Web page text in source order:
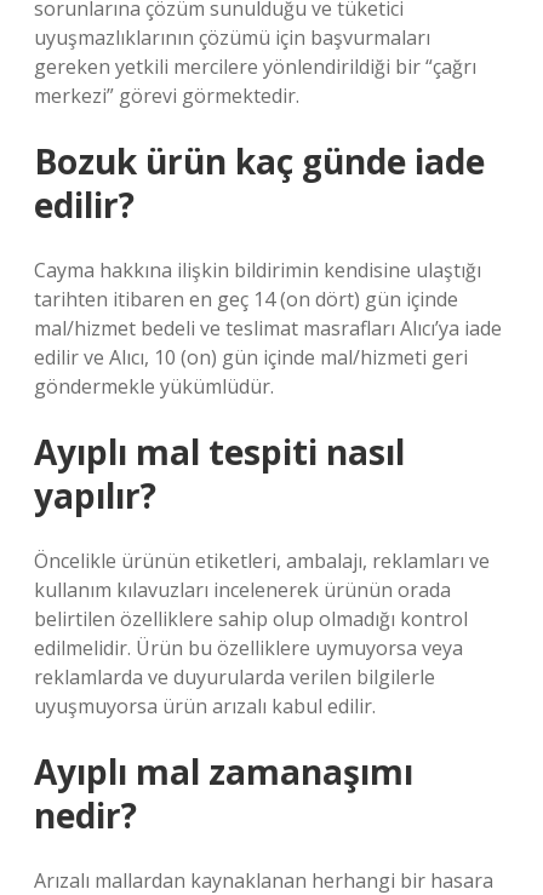
sorunlarına çözüm sunulduğu ve tüketici
uyuşmazlıklarının çözümü için başvurmaları
gereken yetkili mercilere yönlendirildiği bir “çağrı
merkezi” görevi görmektedir.
Bozuk ürün kaç günde iade
edilir?
Cayma hakkına ilişkin bildirimin kendisine ulaştığı
tarihten itibaren en geç 14 (on dört) gün içinde
mal/hizmet bedeli ve teslimat masrafları Alıcı’ya iade
edilir ve Alıcı, 10 (on) gün içinde mal/hizmeti geri
göndermekle yükümlüdür.
Ayıplı mal tespiti nasıl
yapılır?
Öncelikle ürünün etiketleri, ambalajı, reklamları ve
kullanım kılavuzları incelenerek ürünün orada
belirtilen özelliklere sahip olup olmadığı kontrol
edilmelidir. Ürün bu özelliklere uymuyorsa veya
reklamlarda ve duyurularda verilen bilgilerle
uyuşmuyorsa ürün arızalı kabul edilir.
Ayıplı mal zamanaşımı
nedir?
Arızalı mallardan kaynaklanan herhangi bir hasara